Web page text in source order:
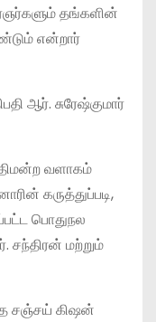
தங்களின்
என்றார்
ஆர். சுரேஷ்குமார்
வளாகம்
கருத்துப்படி,
பொதுநல
சந்திரன் மற்றும்
சஞ்சய் கிஷன்